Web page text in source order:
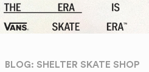
BLOG: SHELTER SKATE SHOP